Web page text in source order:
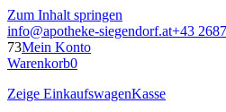
Zum Inhalt springen
info@apotheke-siegendorf.at+43
73Mein Konto
Warenkorb0
Zeige EinkaufswagenKasse